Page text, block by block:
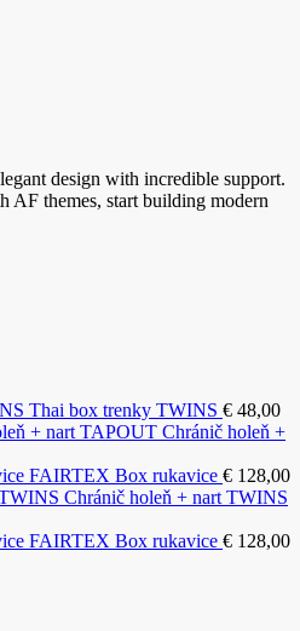
design with incredible support.
AF themes, start building modern
Thai box trenky TWINS € 48,00
TAPOUT Chránič holeň +
FAIRTEX Box rukavice € 128,00
Chránič holeň + nart TWINS
FAIRTEX Box rukavice € 128,00